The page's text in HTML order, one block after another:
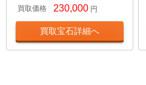
買取価格 230,000 円
買取宝石詳細へ